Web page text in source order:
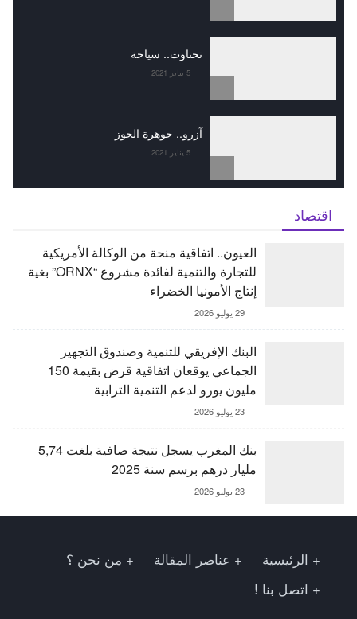
تحناوت.. سياحة
5 يناير 2021
آزرو.. جوهرة الحوز
5 يناير 2021
اقتصاد
العيون.. اتفاقية منحة من الوكالة الأمريكية
للتجارة والتنمية لفائدة مشروع “ORNX” بغية
إنتاج الأمونيا الخضراء
29 يوليو 2026
البنك الإفريقي للتنمية وصندوق التجهيز
الجماعي يوقعان اتفاقية قرض بقيمة 150
مليون يورو لدعم التنمية الترابية
23 يوليو 2026
بنك المغرب يسجل نتيجة صافية بلغت 5,74
مليار درهم برسم سنة 2025
23 يوليو 2026
الرئيسية عناصر المقالة
من نحن ؟
اتصل بنا !